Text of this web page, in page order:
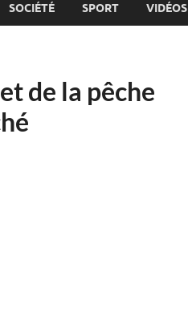
SOCIÉTÉ SPORT VIDÉOS
de la pêche